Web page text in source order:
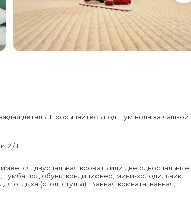
деталь. Просыпайтесь под шум волн за чашкой
2 / 1
двуспальная кровать или две односпальные,
под обувь, кондиционер, мини-холодильник,
отдыха (стол, стулья). Ванная комната: ванная,